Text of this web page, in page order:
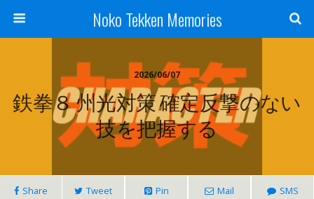
Noko Tekken Memories
2026/06/07
鉄拳８ 州光対策 確定反撃のない
技を把握する
Share Tweet Pin Mail SMS